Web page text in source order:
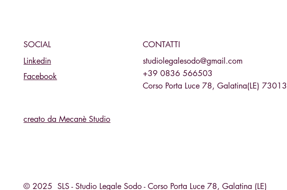
SOCIAL
Linkedin
Facebook
creato da Mecanè Studio
CONTATTI
studiolegalesodo@gmail.com
+39 0836 566503
Corso Porta Luce 78, Galatina(LE) 73013
© 2025 SLS - Studio Legale Sodo - Corso Porta Luce 78, Galatina (LE)